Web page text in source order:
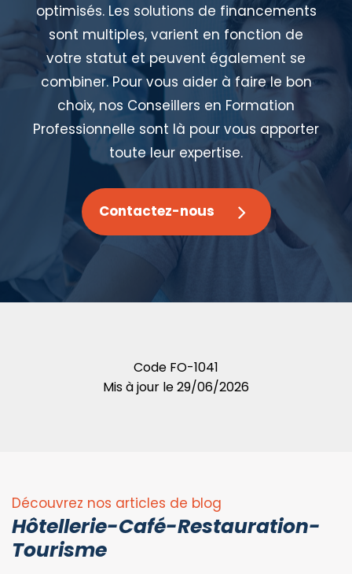
optimisés. Les solutions de financements
sont multiples, varient en fonction de
votre statut et peuvent également se
combiner. Pour vous aider à faire le bon
choix, nos Conseillers en Formation
Professionnelle sont là pour vous apporter
toute leur expertise.
Contactez-nous
Code FO-1041
Mis à jour le29/06/2026
Découvrez nos articles de blog
Hôtellerie-Café-Restauration-
Tourisme